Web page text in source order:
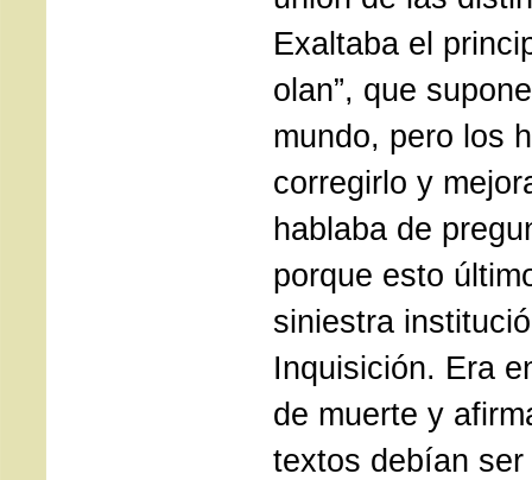
Exaltaba el
olan”, que
mundo, pero los
corregirlo y
hablaba de
porque esto
siniestra
Inquisición. Era
de muerte y
textos debían